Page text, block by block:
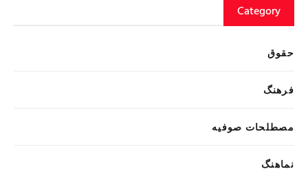
Category
حقوق
فرهنگ
مصطلحات صوفیه
نماهنگ